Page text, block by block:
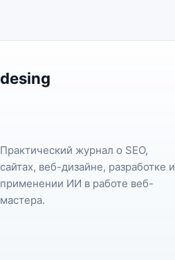
desing
Практический журнал о SEO,
сайтах, веб-дизайне, разработке и
применении ИИ в работе веб-
мастера.